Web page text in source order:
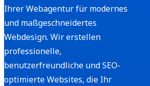
Ihrer Webagentur für modernes
und maßgeschneidertes
Webdesign. Wir erstellen
professionelle,
benutzerfreundliche und SEO-
optimierte Websites, die Ihr